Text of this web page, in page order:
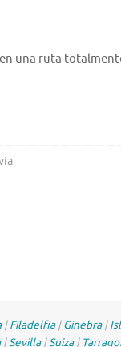
una ruta
|Filadelfia|Ginebra|
|Sevilla|Suiza|